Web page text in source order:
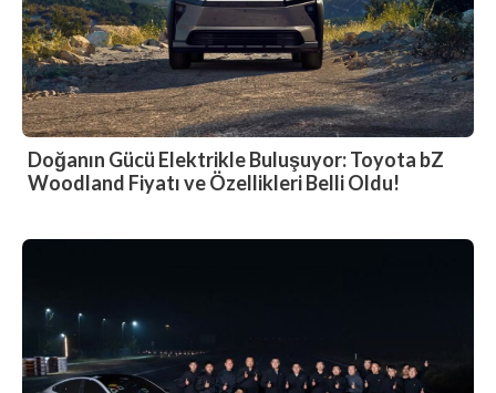
Doğanın Gücü Elektrikle Buluşuyor: Toyota bZ
Woodland Fiyatı ve Özellikleri Belli Oldu!